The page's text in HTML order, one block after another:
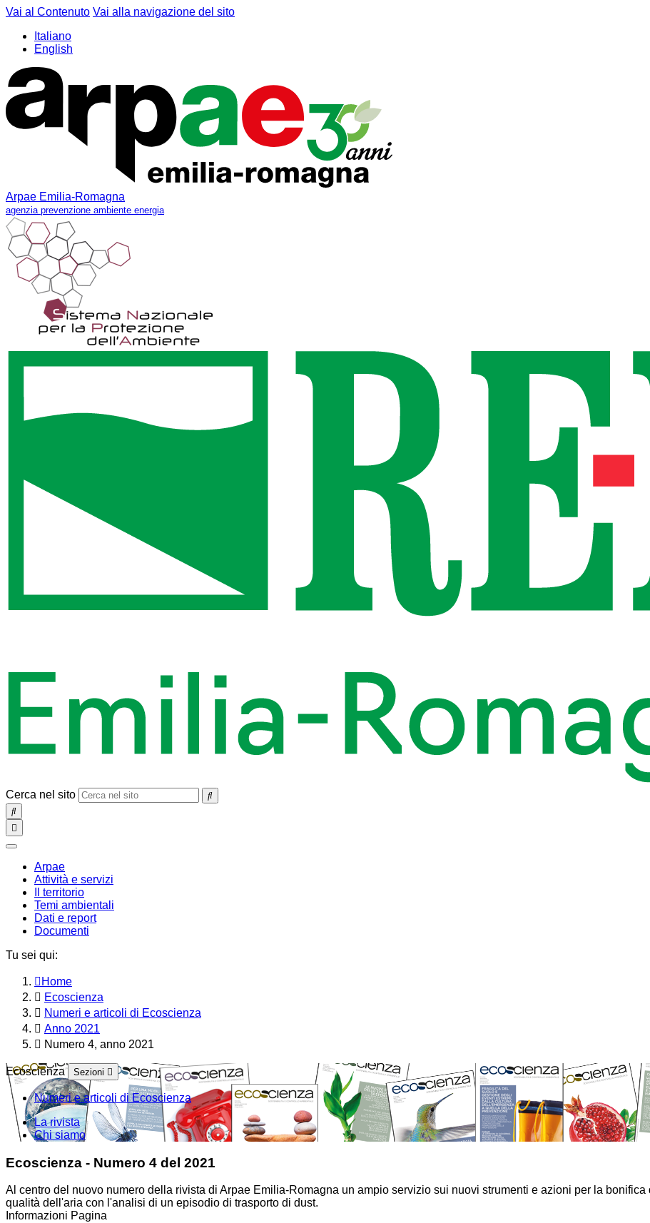
Vai al Contenuto Vai alla navigazione del sito
Italiano
English
Arpae Emilia-Romagna
agenzia prevenzione ambiente energia
Cerca nel sito
SEARCH
Toggle
navigation
chiudi
Arpae
Attività e servizi
Il territorio
Temi ambientali
Dati e report
Documenti
Tu sei qui:
Home
Ecoscienza
Numeri e articoli di Ecoscienza
Anno 2021
Numero 4, anno 2021
Ecoscienza Sezioni
Numeri e articoli di Ecoscienza
La rivista
Chi siamo
Ecoscienza - Numero 4 del 2021
Al centro del nuovo numero della rivista di Arpae Emilia-Romagna un ampio servizio sui nuovi strumenti e azioni per la
qualità dell'aria con l'analisi di un episodio di trasporto di dust.
Informazioni Pagina